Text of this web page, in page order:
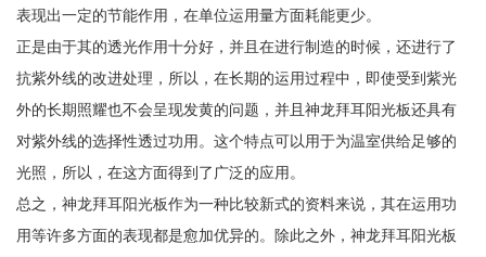
表现出一定的节能作用，在单位运用量方面耗能更少。
正是由于其的透光作用十分好，并且在进行制造的时候，还进行了
抗紫外线的改进处理，所以，在长期的运用过程中，即使受到紫光
外的长期照耀也不会呈现发黄的问题，并且神龙拜耳阳光板还具有
对紫外线的选择性透过功用。这个特点可以用于为温室供给足够的
光照，所以，在这方面得到了广泛的应用。
总之，神龙拜耳阳光板作为一种比较新式的资料来说，其在运用功
用等许多方面的表现都是愈加优异的。除此之外，神龙拜耳阳光板